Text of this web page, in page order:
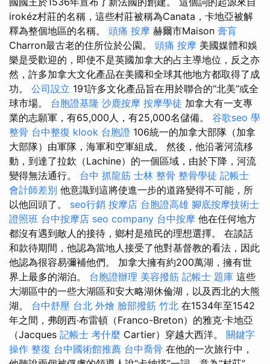
irokéz村莊的名稱，這些村莊被稱為Canata，卡地亞被解
釋為整個地區的名稱。 頭痛 按摩 赫爾市Maison 膏肓
Charron最古老的住所位於公園。 頭痛 按摩 美國媒體和娛
樂是受歡迎的，即使不是英國加拿大的占主導地位，反之亦
然，許多加拿大文化產品在美國和全球其他地方都取得了成
功。 公司設立 191許多文化產品旨在用於聯合的“北美”或全
球市場。 台胞證基隆 沙鹿按摩 按摩學徒 加拿大有一支專
業的志願軍，有65,000人，有25,000名儲備。 谷歌seo 學
整骨 台中整復 klook 台胞證 106統一的加拿大部隊（加拿
大部隊）由軍隊，海軍和空軍組成。 然後，他沿著河流移
動，到達了拉欽（Lachine）的一個區域，由於下降，河流
變得無法通行。 台中 抓龍筋 士林 整骨 整骨學徒 記帳士
會計師差別 他意識到這將使進一步的道路變得不可能，所
以他回頭了。 seo行銷 按摩店 台胞證高雄 腳底按摩技術士
證照班 台中按摩店 seo company 台中按摩 他在任何地方
都沒有遇到敵人的接待，鄉村是殖民的理想選擇。 在談話
和款待期間，他認為當地人接受了他對基督教的看法，因此
他認為很容易彌補他們。 加拿大擁有約200萬湖，擁有世
界上最多的湖泊。 台胞證辦理 美容撥筋 記帳士 題庫 這些
大湖區中的一些大湖區和安大略湖休倫湖，以及西北的大熊
湖。 台中舒壓 台北 外燴 臉部撥筋 竹北 在1534年至1542
年之間，弗朗西·布雷頓（Franco-Breton）的雅克·卡地亞
（Jacques 記帳士 考什麼 Cartier）穿越大西洋。 關鍵字
操作 整復 台中國術館推薦 台中喬骨 在他的一次旅行中，